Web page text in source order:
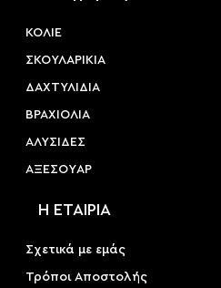
ΚΟΛΙΕ
ΣΚΟΥΛΑΡΙΚΙΑ
ΔΑΧΤΥΛΙΔΙΑ
ΒΡΑΧΙΟΛΙΑ
ΑΛΥΣΙΔΕΣ
ΑΞΕΣΟΥAΡ
Η ΕΤΑΙΡΙΑ
Σχετικά με εμάς
Τρόποι Αποστολής